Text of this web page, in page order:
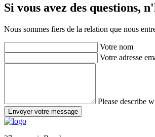
Si vous avez des questions,
Nous sommes fiers de la relation que nous
Votre nom
Votre adresse
Please describe
Envoyer votre message